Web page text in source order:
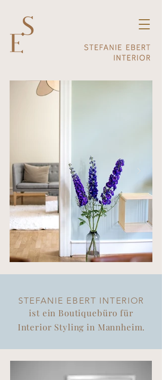
STEFANIE EBERT INTERIOR
ist ein Boutiquebüro für
Interior Styling in Mannheim.